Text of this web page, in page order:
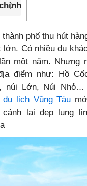
phố thu hút
lớn. Có nhiều du
một năm. Nhưng
điểm như: Hồ
núi Lớn, Núi
du lịch Vũng Tàu
cảnh lại đẹp lung